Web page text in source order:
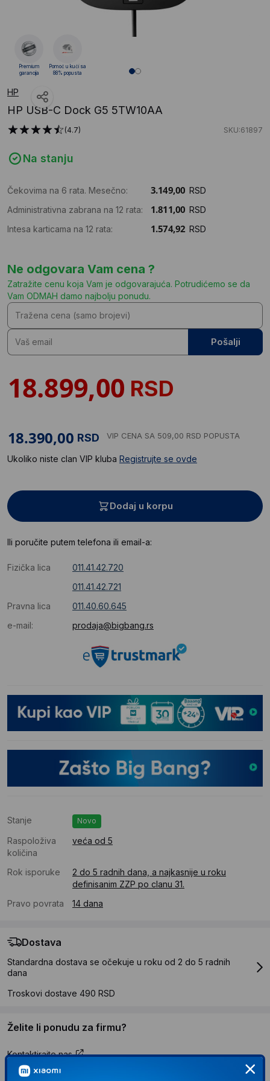
HP
HP USB-C Dock G5 5TW10AA
(4.7) SKU:61897
Na stanju
Čekovima na 6 rata. Mesečno:
RSD
Administrativna zabrana na 12 rata:
RSD
Intesa karticama na 12 rata:
RSD
Ne odgovara Vam cena ?
Zatražite cenu koja Vam je odgovarajuća. Potrudićemo se da
Vam ODMAH damo najbolju ponudu.
Pošalji
RSD
RSD VIP CENA SA 509,00 RSD POPUSTA
Ukoliko niste clan VIP kluba Registrujte se ovde
Dodaj u korpu
Ili poručite putem telefona ili email-a:
Fizička lica
011.41.42.720
011.41.42.721
Pravna lica
011.40.60.645
e-mail:
prodaja@bigbang.rs
Stanje Novo
Raspoloživa
količina
veća od 5
Rok isporuke
2 do 5 radnih dana, a najkasnije u roku
definisanim ZZP po clanu 31.
Pravo povrata
14 dana
Dostava
Standardna dostava se očekuje u roku od 2 do 5 radnih
dana
Troskovi dostave 490 RSD
Želite li ponudu za firmu?
Kontaktirajte nas
Premium
garancija
Pomoć u kući sa
88% popusta